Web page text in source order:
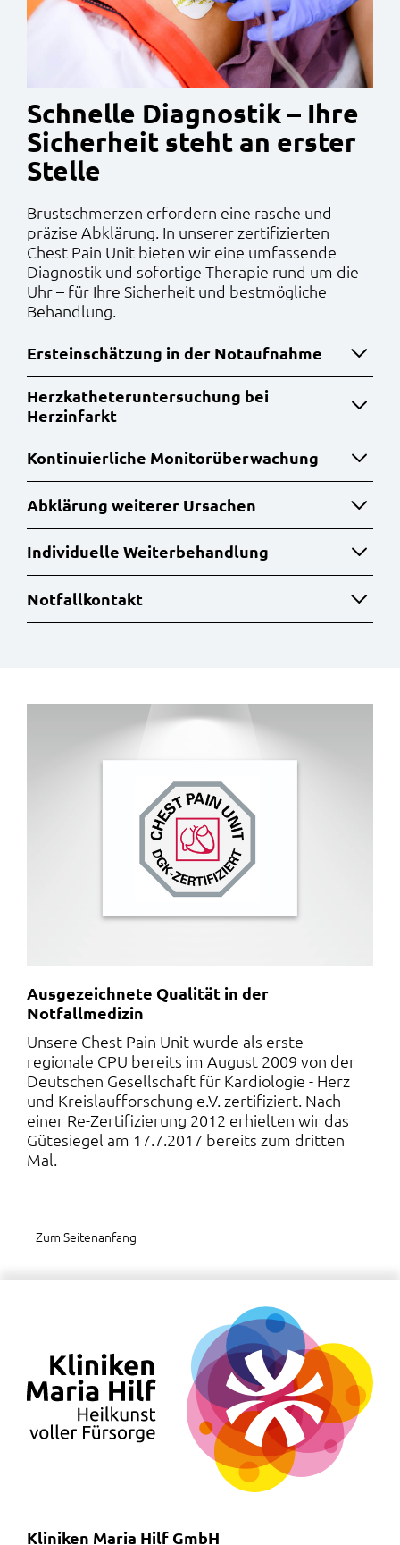
Schnelle Diagnostik – Ihre
Sicherheit steht an erster
Stelle
Brustschmerzen erfordern eine rasche und
präzise Abklärung. In unserer zertifizierten
Chest Pain Unit bieten wir eine umfassende
Diagnostik und sofortige Therapie rund um die
Uhr – für Ihre Sicherheit und bestmögliche
Behandlung.
Ersteinschätzung in der Notaufnahme
Herzkatheteruntersuchung bei
Herzinfarkt
Kontinuierliche Monitorüberwachung
Abklärung weiterer Ursachen
Individuelle Weiterbehandlung
Notfallkontakt
Ausgezeichnete Qualität in der
Notfallmedizin
Unsere Chest Pain Unit wurde als erste
regionale CPU bereits im August 2009 von der
Deutschen Gesellschaft für Kardiologie - Herz
und Kreislaufforschung e.V. zertifiziert. Nach
einer Re-Zertifizierung 2012 erhielten wir das
Gütesiegel am 17.7.2017 bereits zum dritten
Mal.
Zum Seitenanfang
Kliniken Maria Hilf GmbH